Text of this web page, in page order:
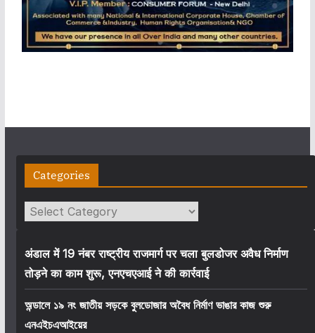
Categories
Categories
अंडाल में 19 नंबर राष्ट्रीय राजमार्ग पर चला बुलडोजर अवैध निर्माण
तोड़ने का काम शुरू, एनएचएआई ने की कार्रवाई
অন্ডালে ১৯ নং জাতীয় সড়কে বুলডোজার অবৈধ নির্মাণ ভাঙার কাজ শুরু
এনএইচএআইয়ের